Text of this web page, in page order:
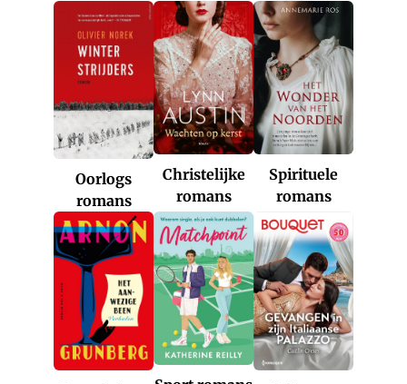
Oorlogs
romans
Christelijke
romans
Spirituele
romans